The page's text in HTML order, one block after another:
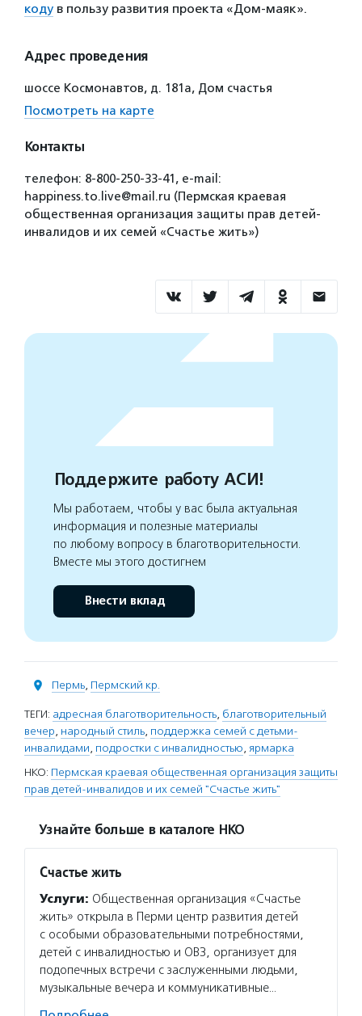
коду в пользу развития проекта «Дом-маяк».
Адрес проведения
шоссе Космонавтов, д. 181а, Дом счастья
Посмотреть на карте
Контакты
телефон: 8-800-250-33-41, e-mail:
happiness.to.live@mail.ru (Пермская краевая
общественная организация защиты прав детей-
инвалидов и их семей «Счастье жить»)
Поддержите работу АСИ!
Мы работаем, чтобы у вас была актуальная
информация и полезные материалы
по любому вопросу в благотворительности.
Вместе мы этого достигнем
Внести вклад
Пермь, Пермский кр.
ТЕГИ: адресная благотворительность, благотворительный
вечер, народный стиль, поддержка семей с детьми-
инвалидами, подростки с инвалидностью, ярмарка
НКО: Пермская краевая общественная организация защиты
прав детей-инвалидов и их семей "Счастье жить"
Узнайте больше в каталоге НКО
Счастье жить
Услуги: Общественная организация «Счастье
жить» открыла в Перми центр развития детей
с особыми образовательными потребностями,
детей с инвалидностью и ОВЗ, организует для
подопечных встречи с заслуженными людьми,
музыкальные вечера и коммуникативные…